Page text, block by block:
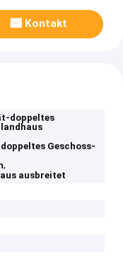
Kontakt
doppeltes
Geschoss-
,
ausbreitet